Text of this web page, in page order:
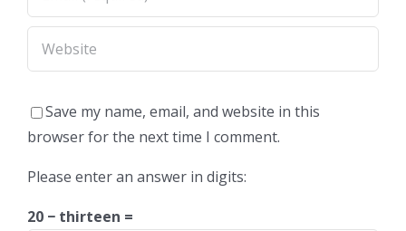
Save my name, email, and website in this
browser for the next time I comment.
Please enter an answer in digits:
20 − thirteen =